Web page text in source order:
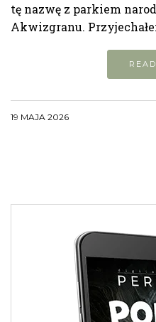
tę nazwę z parkiem
Akwizgranu.
19 MAJA 2026